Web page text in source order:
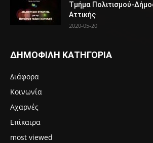
Τμήμα Πολιτισμού-
Αττικής
2020-05-20
ΔΗΜΟΦΙΛΗ ΚΑΤΗΓΟΡΙΑ
Διάφορα
Κοινωνία
Αχαρνές
Επίκαιρα
most viewed